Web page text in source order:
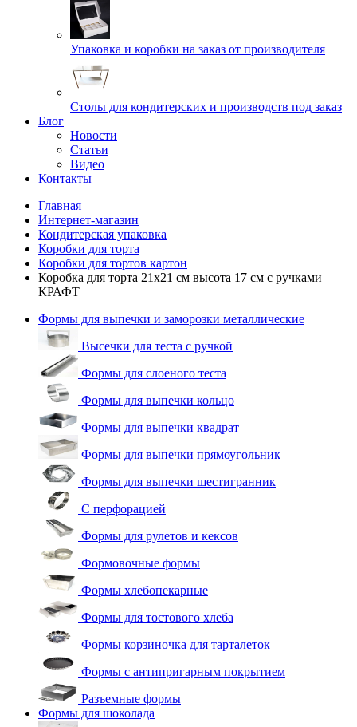
Упаковка и коробки на заказ от производителя
Cтолы для кондитерских и производств под заказ
Блог
Новости
Статьи
Видео
Контакты
Главная
Интернет-магазин
Кондитерская упаковка
Коробки для торта
Коробки для тортов картон
Коробка для торта 21х21 см высота 17 см с ручками
КРАФТ
Формы для выпечки и заморозки металлические
Высечки для теста с ручкой
Формы для слоеного теста
Формы для выпечки кольцо
Формы для выпечки квадрат
Формы для выпечки прямоугольник
Формы для выпечки шестигранник
С перфорацией
Формы для рулетов и кексов
Формовочные формы
Формы хлебопекарные
Формы для тостового хлеба
Формы корзиночка для тарталеток
Формы с антипригарным покрытием
Разъемные формы
Формы для шоколада